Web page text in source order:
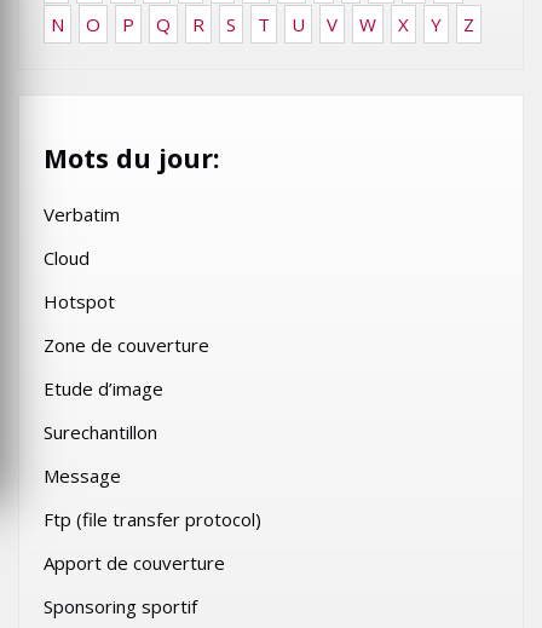
N
O P Q R S T U V W X Y Z
Mots du jour:
Verbatim
Cloud
Hotspot
Zone de couverture
Etude d’image
Surechantillon
Message
Ftp (file transfer protocol)
Apport de couverture
Sponsoring sportif